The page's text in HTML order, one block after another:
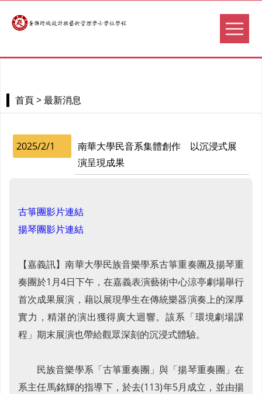
首頁 > 最新消息
2025/2/1
南華大學民音系集體創作 以沉浸式展
演呈現成果
古箏團影片連結
揚琴團影片連結
【嘉義訊】南華大學民族音樂學系古箏重奏團及揚琴重
奏團於1月4日下午，在嘉義表演藝術中心涼亭劇場舉行
首次成果展演，藉以展現學生在傳統樂器演奏上的深厚
實力，精湛的演出獲得廣大迴響。該系「環境劇場課
程」期末展演也帶給觀眾深刻的沉浸式體驗。
民族音樂學系「古箏重奏團」與「揚琴重奏團」在
系主任馬銘輝的指導下，於去(113)年5月成立，並由揚